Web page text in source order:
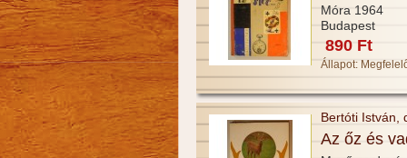
Móra 1964
Budapest
890 Ft
Állapot:
Bertóti István,
Az őz és